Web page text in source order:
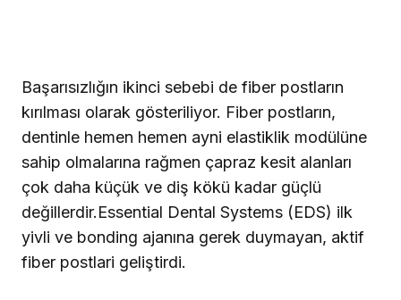
Başarısızlığın ikinci sebebi de fiber postların
kırılması olarak gösteriliyor. Fiber postların,
dentinle hemen hemen ayni elastiklik modülüne
sahip olmalarına rağmen çapraz kesit alanları
çok daha küçük ve diş kökü kadar güçlü
değillerdir.Essential Dental Systems (EDS) ilk
yivli ve bonding ajanına gerek duymayan, aktif
fiber postlari geliştirdi.